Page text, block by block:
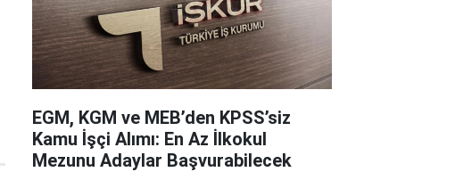
EGM, KGM ve MEB’den KPSS’siz
Kamu İşçi Alımı: En Az İlkokul
Mezunu Adaylar Başvurabilecek